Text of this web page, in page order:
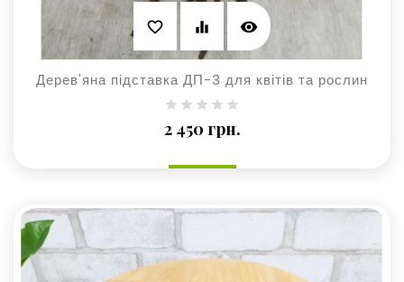
favorite_border equalizer visibility
Дерев'яна підставка ДП-3 для квітів та рослин
2 450 грн.Ціна